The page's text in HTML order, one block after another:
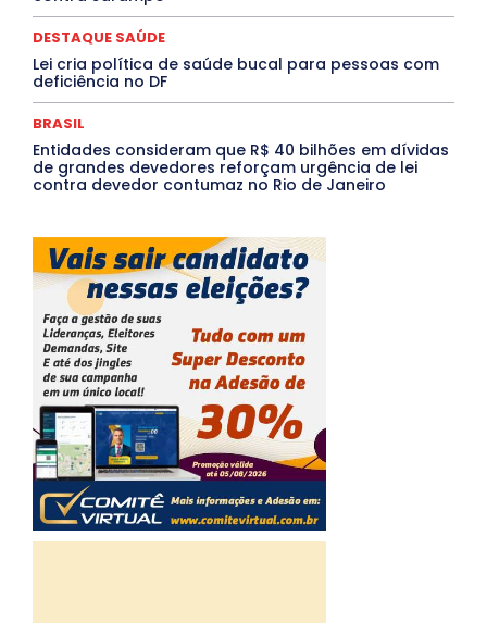
DESTAQUE SAÚDE
Lei cria política de saúde bucal para pessoas com
deficiência no DF
BRASIL
Entidades consideram que R$ 40 bilhões em dívidas
de grandes devedores reforçam urgência de lei
contra devedor contumaz no Rio de Janeiro